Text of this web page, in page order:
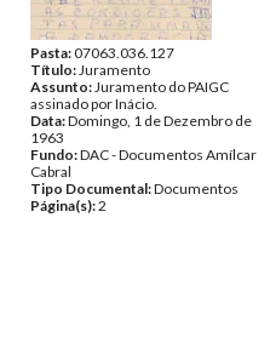
Pasta:07063.036.127
Título:Juramento
Assunto:Juramento do PAIGC
assinado por Inácio.
Data:Domingo, 1 de Dezembro de
1963
Fundo:DAC - Documentos Amílcar
Cabral
Tipo Documental:Documentos
Página(s):2